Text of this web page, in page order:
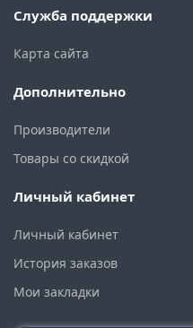
Служба поддержки
Карта сайта
Дополнительно
Производители
Товары со скидкой
Личный кабинет
Личный кабинет
История заказов
Мои закладки